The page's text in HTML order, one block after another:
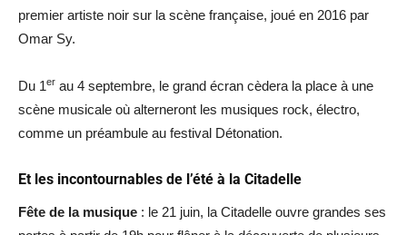
premier artiste noir sur la scène française, joué en 2016 par
Omar Sy.
Du 1er au 4 septembre, le grand écran cèdera la place à une
scène musicale où alterneront les musiques rock, électro,
comme un préambule au festival Détonation.
Et les incontournables de l’été à la Citadelle
Fête de la musique : le 21 juin, la Citadelle ouvre grandes ses